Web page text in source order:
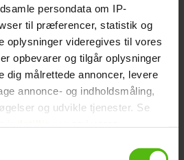
persondata om IP-
til præferencer, statistik og
oplysninger videregives til vores
opbevarer og tilgår oplysninger
dig målrettede annoncer, levere
annonce- og indholdsmåling,
og udvikle tjenester. Se
fra vores
Eksperter